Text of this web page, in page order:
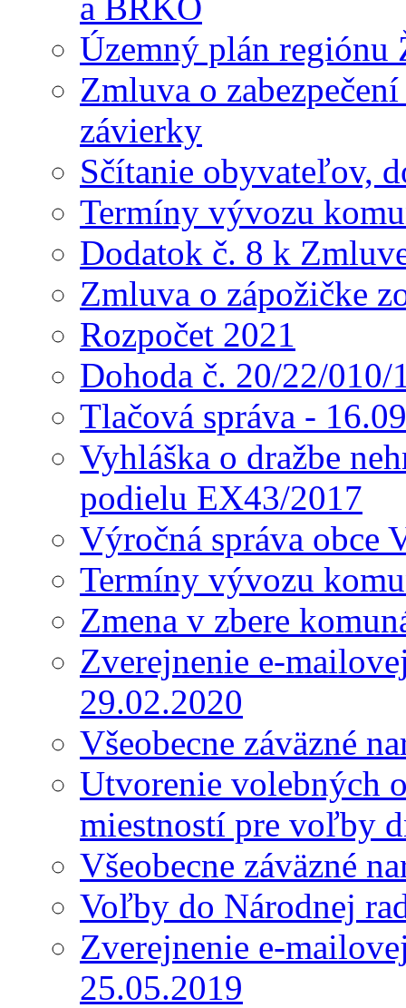
Územný plán regiónu
Zmluva o
závierky
Sčítanie obyvateľov,
Termíny vývozu
Dodatok č. 8 k
Zmluva o zápožičke
Rozpočet 2021
Dohoda č. 20/22/
Tlačová správa -
Vyhláška o dražbe
podielu EX43/2017
Výročná správa obce
Termíny vývozu
Zmena v zbere
Zverejnenie e-
29.02.2020
Všeobecne záväzné
Utvorenie volebných
miestností pre voľby
Všeobecne záväzné
Voľby do Národnej
Zverejnenie e-
25.05.2019